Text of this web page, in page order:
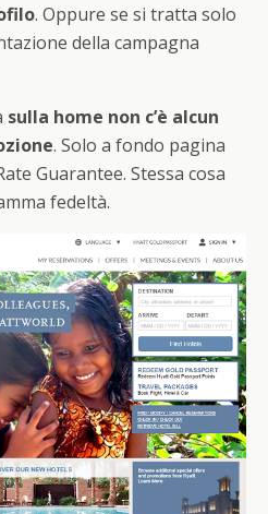
. Oppure se si tratta solo
della campagna
sulla home non c’è alcun
. Solo a fondo pagina
Guarantee. Stessa cosa
fedeltà.